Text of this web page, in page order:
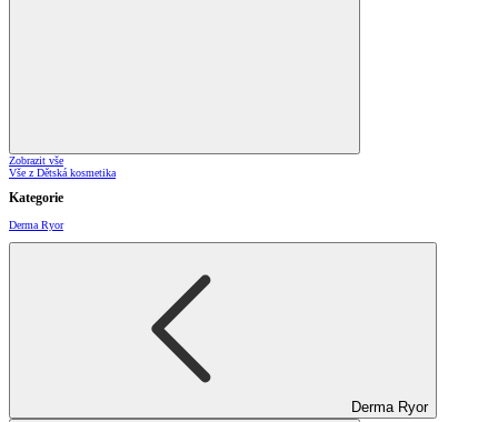
Zobrazit vše
Vše z Dětská kosmetika
Kategorie
Derma Ryor
Derma Ryor